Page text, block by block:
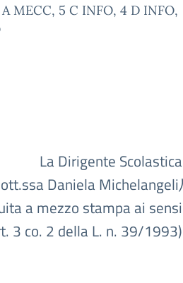
MECC, 5 C INFO, 4 D INFO,
La Dirigente Scolastica
Daniela Michelangeli)
a mezzo stampa ai sensi
3 co. 2 della L. n. 39/1993)